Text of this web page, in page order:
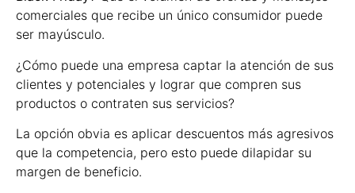
comerciales que recibe un único consumidor puede
ser mayúsculo.
¿Cómo puede una empresa captar la atención de sus
clientes y potenciales y lograr que compren sus
productos o contraten sus servicios?
La opción obvia es aplicar descuentos más agresivos
que la competencia, pero esto puede dilapidar su
margen de beneficio.